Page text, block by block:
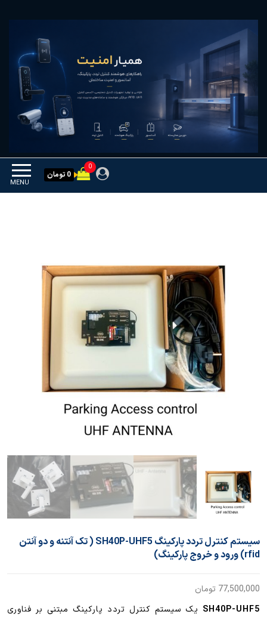
همیار امنیت
MENU
0
0 تومان
سیستم کنترل تردد پارکینگ SH40P-UHF5 ( تک آنتنه و دو آنتن
rfid) ورود و خروج پارکینگ)
77,500,000 تومان
SH40P-UHF5 یک سیستم کنترل تردد پارکینگ مبتنی بر فناوری